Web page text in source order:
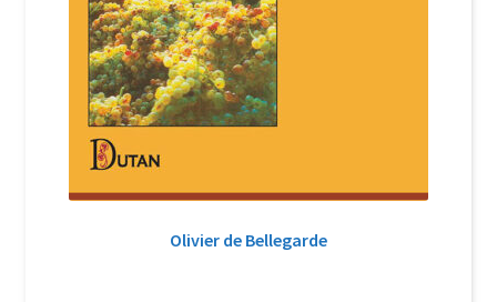
Soutien à Philippe Randa
Suivi de la Commande
Olivier de Bellegarde